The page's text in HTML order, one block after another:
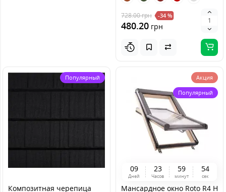
728.00грн -34 %
480.20 грн
Популярный
Композитная черепица
Акция
Популярный
09
Дней
23
Часов
59
минут
54
сек
Мансардное окно Roto R4 H